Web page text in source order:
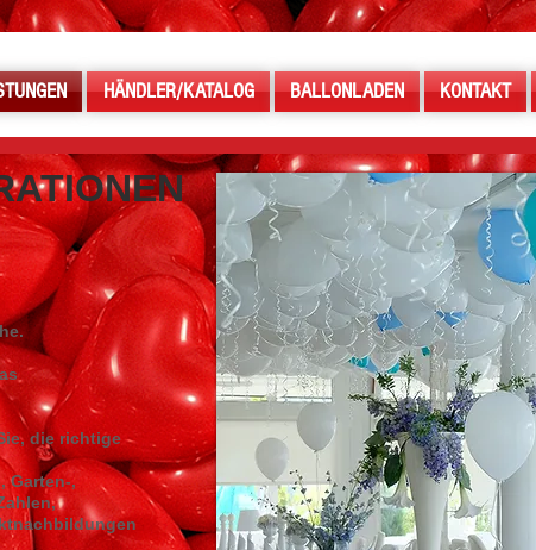
HÄNDLER/KATALOG BALLONLADEN KONTAKT
die richtige
Garten-,